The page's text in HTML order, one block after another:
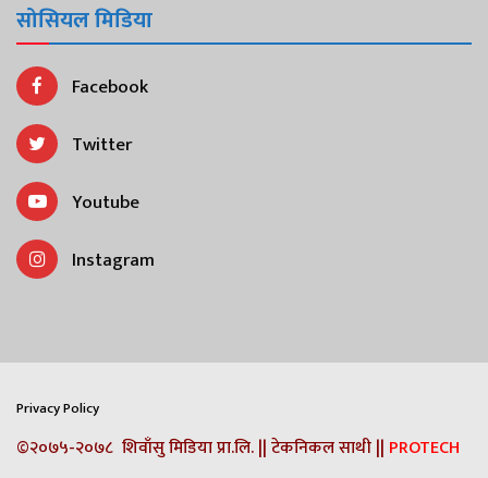
सोसियल मिडिया
Facebook
Twitter
Youtube
Instagram
Privacy Policy
©२०७५-२०७८ शिवाँसु मिडिया प्रा.लि. || टेकनिकल साथी || PROTECH